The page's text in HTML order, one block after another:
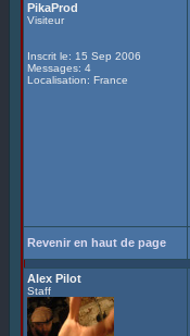
PikaProd
Visiteur
Inscrit le: 15 Sep 2006
Messages: 4
Localisation: France
Revenir en haut de page
Alex Pilot
Staff